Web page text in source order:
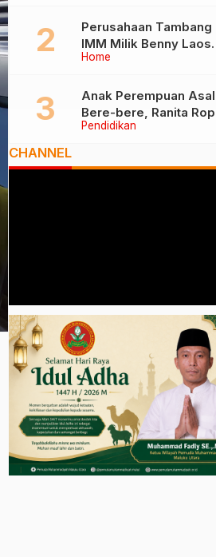
Ternate
Home
Perusahaan Tambang
IMM Milik Benny Laos
Diduga Tak Miliki Izin
Pendidikan
Anak Perempuan Asal
Bere-bere, Ranita
Dikukuhkan Sebagai
CHANNEL